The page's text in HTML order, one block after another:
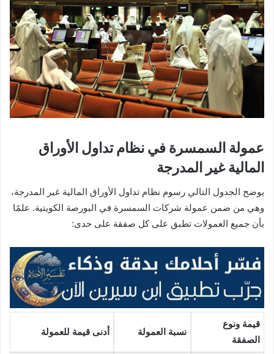
عمولة السمسرة في نظام تداول الأوراق
المالية غير المدرجة
يوضح الجدول التالي رسوم نظام تداول الأوراق المالية غير المدرجة،
وهي من ضمن عمولة شركات السمسرة في البورصة الكويتية. علمًا
بأن جميع العمولات تطبق على كل صفقة على حدى:
قيمة ونوع
الصفقة
نسبة العمولة أدنى قيمة للعمولة